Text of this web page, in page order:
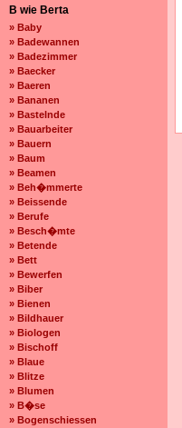
B wie Berta
» Baby
» Badewannen
» Badezimmer
» Baecker
» Baeren
» Bananen
» Bastelnde
» Bauarbeiter
» Bauern
» Baum
» Beamen
» Beh�mmerte
» Beissende
» Berufe
» Besch�mte
» Betende
» Bett
» Bewerfen
» Biber
» Bienen
» Bildhauer
» Biologen
» Bischoff
» Blaue
» Blitze
» Blumen
» B�se
» Bogenschiessen